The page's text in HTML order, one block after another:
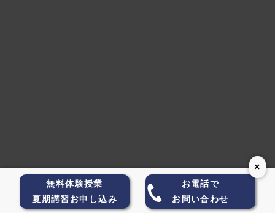
×
無料体験授業
夏期講習お申し込み
お電話で
お問い合わせ
Copyright(C) 2009-2026 大学受験のTG All Rights Reserved.